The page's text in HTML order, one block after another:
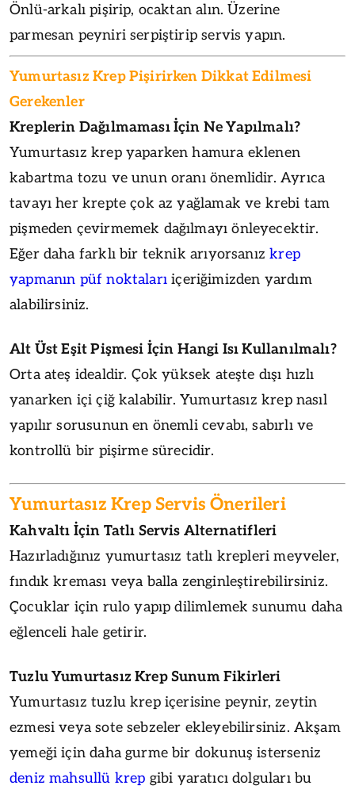
Önlü-arkalı pişirip, ocaktan alın. Üzerine
parmesan peyniri serpiştirip servis yapın.
Yumurtasız Krep Pişirirken Dikkat Edilmesi
Gerekenler
Kreplerin Dağılmaması İçin Ne Yapılmalı?
Yumurtasız krep yaparken hamura eklenen
kabartma tozu ve unun oranı önemlidir. Ayrıca
tavayı her krepte çok az yağlamak ve krebi tam
pişmeden çevirmemek dağılmayı önleyecektir.
Eğer daha farklı bir teknik arıyorsanızkrep
yapmanın püf noktalarıiçeriğimizden yardım
alabilirsiniz.
Alt Üst Eşit Pişmesi İçin Hangi Isı Kullanılmalı?
Orta ateş idealdir. Çok yüksek ateşte dışı hızlı
yanarken içi çiğ kalabilir. Yumurtasız krep nasıl
yapılır sorusunun en önemli cevabı, sabırlı ve
kontrollü bir pişirme sürecidir.
Yumurtasız Krep Servis Önerileri
Kahvaltı İçin Tatlı Servis Alternatifleri
Hazırladığınız yumurtasız tatlı krepleri meyveler,
fındık kreması veya balla zenginleştirebilirsiniz.
Çocuklar için rulo yapıp dilimlemek sunumu daha
eğlenceli hale getirir.
Tuzlu Yumurtasız Krep Sunum Fikirleri
Yumurtasız tuzlu krep içerisine peynir, zeytin
ezmesi veya sote sebzeler ekleyebilirsiniz. Akşam
yemeği için daha gurme bir dokunuş isterseniz
deniz mahsullü krep gibi yaratıcı dolguları bu